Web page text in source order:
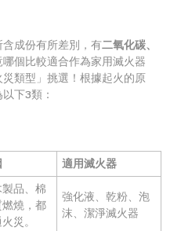
成份有所差別，有二氧化碳、
個比較適合作為家用滅火器
類型」挑選！根據起火的原
下3類：
適用滅火器
品、棉
燒，都
災。
強化液、乾粉、泡
沫、潔淨滅火器